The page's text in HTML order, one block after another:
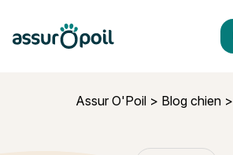
Assur O'Poil
Assur O'Poil > Blog chien >